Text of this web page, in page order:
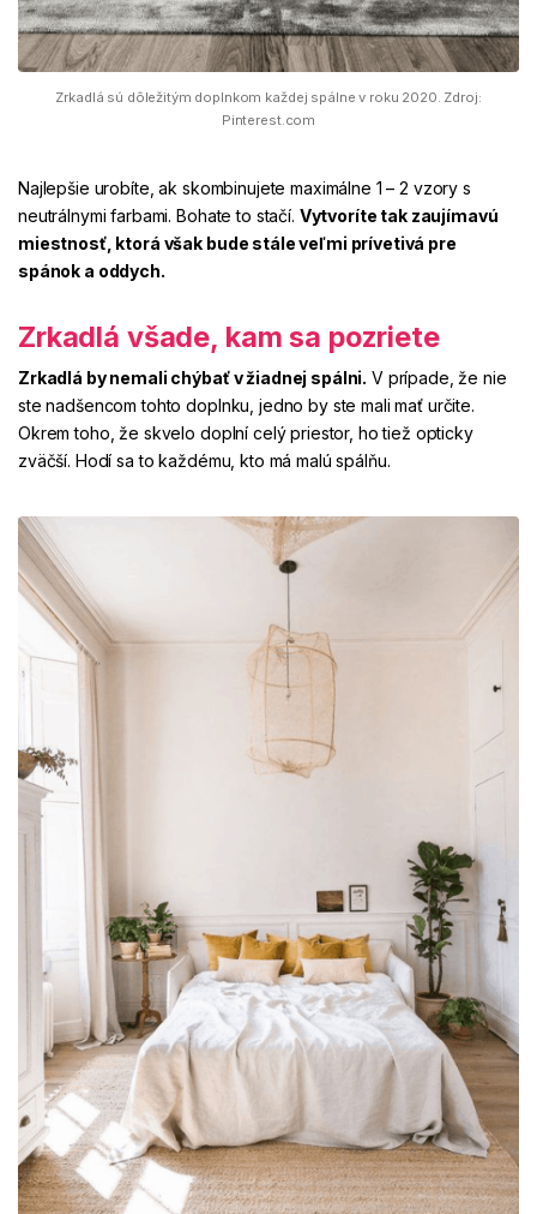
Zrkadlá sú dôležitým doplnkom každej spálne v roku 2020. Zdroj:
Pinterest.com
Najlepšie urobíte, ak skombinujete maximálne 1 – 2 vzory s
neutrálnymi farbami. Bohate to stačí. Vytvoríte tak zaujímavú
miestnosť, ktorá však bude stále veľmi prívetivá pre
spánok a oddych.
Zrkadlá všade, kam sa pozriete
Zrkadlá by nemali chýbať v žiadnej spálni. V prípade, že nie
ste nadšencom tohto doplnku, jedno by ste mali mať určite.
Okrem toho, že skvelo doplní celý priestor, ho tiež opticky
zväčší. Hodí sa to každému, kto má malú spálňu.